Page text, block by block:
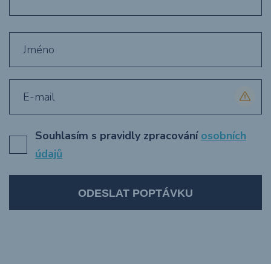
Souhlasím s pravidly zpracování osobních
údajů
ODESLAT POPTÁVKU